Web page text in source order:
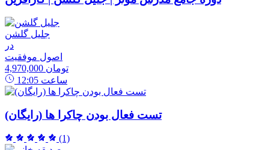
جلیل گلشن
در
اصول موفقیت
4,970,000 تومان
12:05 ساعت
تست فعال بودن چاکرا ها (رایگان)
(1)